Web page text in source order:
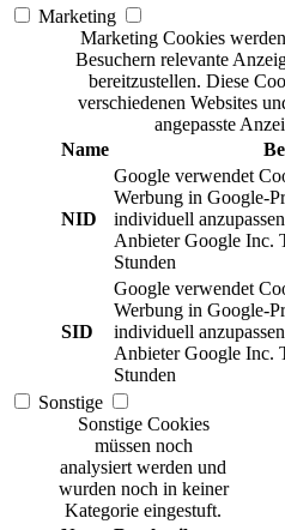
Marketing
Marketing Cookies
Besuchern relevante
bereitzustellen. Diese
verschiedenen Websites
angepasste
Name
NID
Google verwendet
Werbung in Google-
individuell
Anbieter Google Inc.
Stunden
SID
Google verwendet
Werbung in Google-
individuell
Anbieter Google Inc.
Stunden
Sonstige
Sonstige Cookies
müssen noch
analysiert werden und
wurden noch in keiner
Kategorie eingestuft.